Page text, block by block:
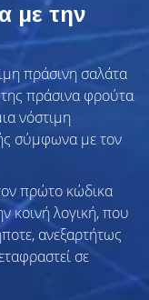
με την
πράσινη σαλάτα
πράσινα φρούτα
νόστιμη
σύμφωνα με τον
πρώτο κώδικα
κοινή λογική, που
ανεξαρτήτως
σε